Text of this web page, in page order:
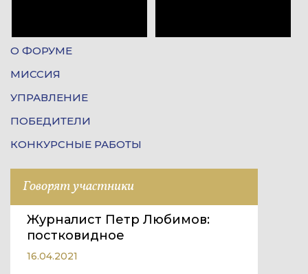
О ФОРУМЕ
МИССИЯ
УПРАВЛЕНИЕ
ПОБЕДИТЕЛИ
КОНКУРСНЫЕ РАБОТЫ
Говорят участники
Журналист Петр Любимов:
постковидное
16.04.2021